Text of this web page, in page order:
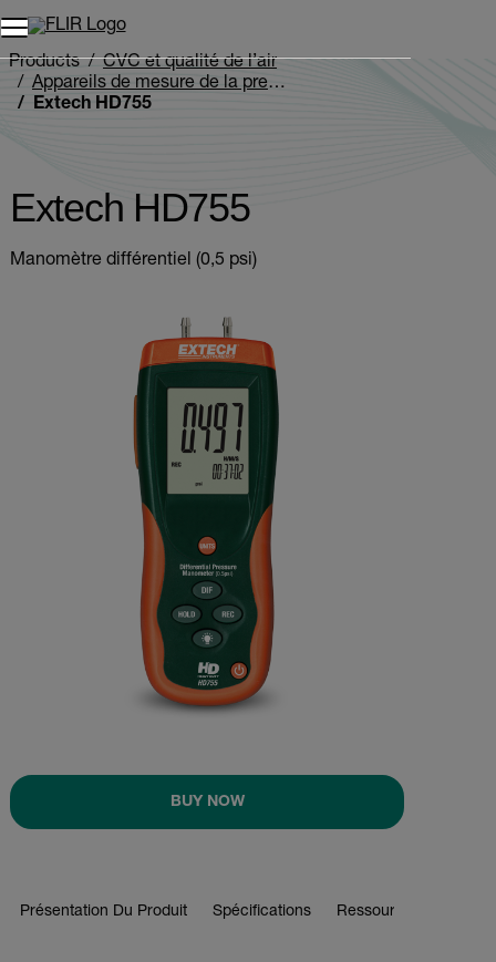
Unread messages
Modèle
Supprimer
articles
Ajouter au panier
Ajouté au panier
Products
CVC et qualité de l’air
Appareils de mesure de la pression et manomètres
Extech HD755
Extech HD755
Manomètre différentiel (0,5 psi)
BUY NOW
Présentation Du Produit Spécifications Ressources Et